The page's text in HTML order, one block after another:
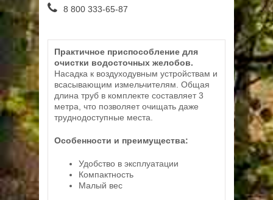
8 800 333-65-87
Практичное приспособление для
очистки водосточных желобов.
Насадка к воздуходувным устройствам и
всасывающим измельчителям. Общая
длина труб в комплекте составляет 3
метра, что позволяет очищать даже
труднодоступные места.
Особенности и преимущества:
Удобство в эксплуатации
Компактность
Малый вес